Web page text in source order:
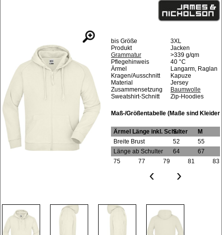
bis Größe
3XL
Produkt
Jacken
Grammatur
>339 g/qm
Pflegehinweis
40 °C
Ärmel
Langarm, Raglan
Kragen/Ausschnitt
Kapuze
Material
Jersey
Zusammensetzung
Baumwolle
Sweatshirt-Schnitt
Zip-Hoodies
Maß-/Größentabelle (Maße sind
Ärmel Länge inkl. Schulter
S
M
Breite Brust
52
55
Länge ab Schulter
64
67
75
77 79 81 83
‹ ›